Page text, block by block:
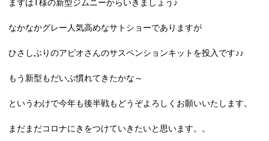
まずはT様の新型ジムニーからいきましょう♪
なかなかグレー人気高めなサトショーでありますが
ひさしぶりのアピオさんのサスペンションキットを投入です♪♪
もう新型もだいぶ慣れてきたかな～
というわけで今年も後半戦もどうぞよろしくお願いいたします。
まだまだコロナにきをつけていきたいと思います。。